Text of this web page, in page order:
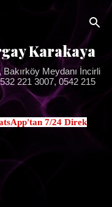
Karakaya
Bakırköy Meydanı İncirli
221 3007, 0542 215
7/24 Direk